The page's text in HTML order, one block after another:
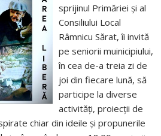
sprijinul Primăriei și al
Consiliului Local
Râmnicu Sărat, îi invită
pe seniorii muinicipiului,
în cea de-a treia zi de
joi din fiecare lună, să
participe la diverse
activități, proiecții de
chiar din ideile și propunerile